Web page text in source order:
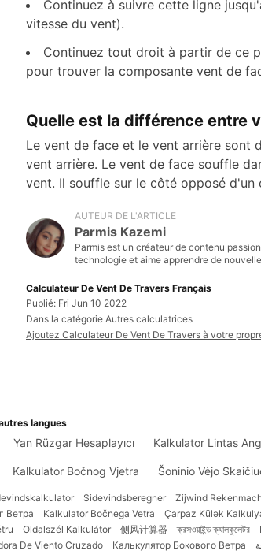
Continuez à suivre cette ligne
vitesse du vent).
Continuez tout droit à partir de ce
pour trouver la composante vent de
Quelle est la différence entre
Le vent de face et le vent arrière sont
vent arrière. Le vent de face souffle
vent. Il souffle sur le côté opposé d'un
AUTEUR DE L'ARTICLE
Parmis Kazemi
Parmis est un créateur de contenu
technologie et aime apprendre de
Calculateur De Vent De Travers Français
Publié: Fri Jun 10 2022
Dans la catégorie Autres calculatrices
Ajoutez Calculateur De Vent De Travers à votre
langues
Yan Rüzgar Hesaplayıcı Kalkulator Lintas
Kalkulator Bočnog Vjetra Šoninio Vėjo
Sidevindsberegner Zijwind
Ветра Kalkulator Bočnega Vetra Çarpaz Külək
Oldalszél Kalkulátor 侧风计算器 ক্রসওয়াইন্ড ক্যালকুলেটর
De Viento Cruzado Калькулятор Бокового Ветра